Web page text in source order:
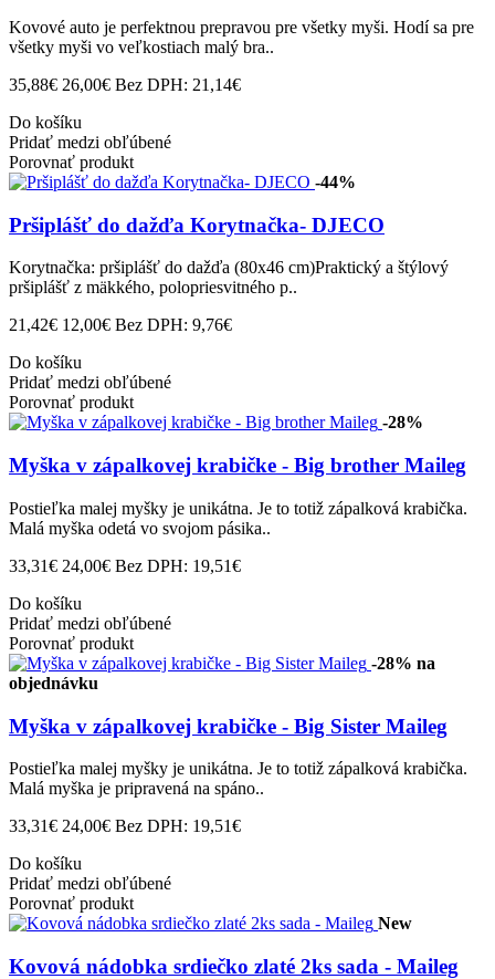
Kovové auto je perfektnou prepravou pre všetky myši. Hodí sa pre
všetky myši vo veľkostiach malý bra..
35,88€ 26,00€ Bez DPH: 21,14€
Do košíku
Pridať medzi obľúbené
Porovnať produkt
-44%
Pršiplášť do dažďa Korytnačka- DJECO
Korytnačka: pršiplášť do dažďa (80x46 cm)Praktický a štýlový
pršiplášť z mäkkého, polopriesvitného p..
21,42€ 12,00€ Bez DPH: 9,76€
Do košíku
Pridať medzi obľúbené
Porovnať produkt
-28%
Myška v zápalkovej krabičke - Big brother Maileg
Postieľka malej myšky je unikátna. Je to totiž zápalková krabička.
Malá myška odetá vo svojom pásika..
33,31€ 24,00€ Bez DPH: 19,51€
Do košíku
Pridať medzi obľúbené
Porovnať produkt
-28% na
objednávku
Myška v zápalkovej krabičke - Big Sister Maileg
Postieľka malej myšky je unikátna. Je to totiž zápalková krabička.
Malá myška je pripravená na spáno..
33,31€ 24,00€ Bez DPH: 19,51€
Do košíku
Pridať medzi obľúbené
Porovnať produkt
New
Kovová nádobka srdiečko zlaté 2ks sada - Maileg